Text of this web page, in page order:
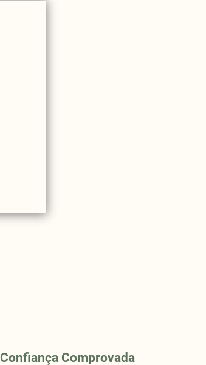
Confiança Comprovada